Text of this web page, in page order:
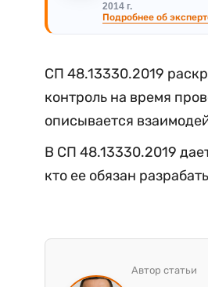
2014 г.
Подробнее об
СП 48.13330.2019
контроль на время
описывается
В СП 48.13330.2019
кто ее обязан
Автор статьи